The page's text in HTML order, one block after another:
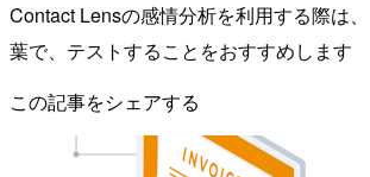
Contact Lensの感情分析を利用する際は
葉で、テストすることをおすすめします
この記事をシェアする